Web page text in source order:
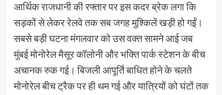
आर्थिक राजधानी की रफ्तार पर इस कदर ब्रेक लगा कि
सड़कों से लेकर रेलवे तक सब जगह मुश्किलें खड़ी हो गईं।
सबसे बड़ी घटना मंगलवार को उस वक्त सामने आई जब
मुंबई मोनोरेल मैसूर कॉलोनी और भक्ति पार्क स्टेशन के बीच
अचानक रुक गई। बिजली आपूर्ति बाधित होने के चलते
मोनोरेल बीच ट्रैक पर ही थम गई और यात्रियों को घंटों तक